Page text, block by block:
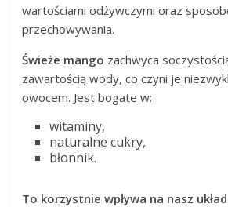
wartościami odżywczymi oraz
przechowywania.
Świeże mango zachwyca
zawartością wody, co czyni je
owocem. Jest bogate w:
witaminy,
naturalne cukry,
błonnik.
To korzystnie wpływa na nasz